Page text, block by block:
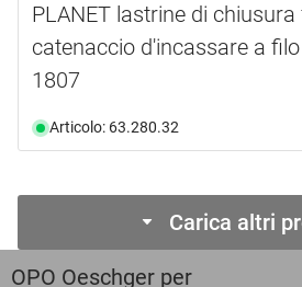
PLANET lastrine di
catenaccio d'incassare a
1807
Articolo: 63.280.32
Carica altri
OPO Oeschger per